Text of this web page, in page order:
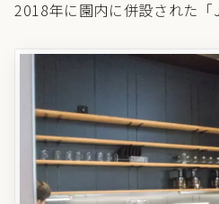
2018年に園内に併設された「